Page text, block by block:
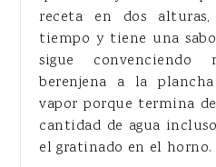
receta en dos
tiempo y tiene una
sigue convenciendo
berenjena a la
vapor porque termina
cantidad de agua
el gratinado en el horno.